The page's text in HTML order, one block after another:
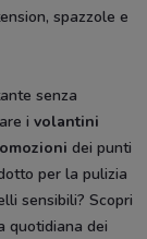
spazzole e
senza
i volantini
dei punti
per la pulizia
sensibili? Scopri
quotidiana dei